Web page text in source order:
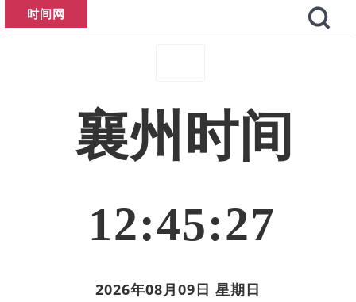
时间网
襄州时间
12:45:28
2026年08月09日 星期日